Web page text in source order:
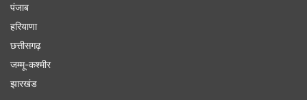
पंजाब
हरियाणा
छत्तीसगढ़
जम्मू-कश्मीर
झारखंड